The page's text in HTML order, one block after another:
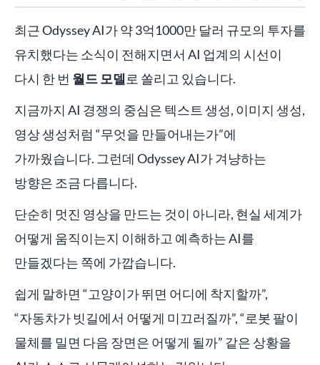
최근 Odyssey AI가 약 3억1000만 달러 규모의 투자를
유치했다는 소식이 전해지면서 AI 업계의 시선이
다시 한 번 월드 모델 로 쏠리고 있습니다.
지금까지 AI 경쟁의 중심은 텍스트 생성, 이미지 생성,
영상 생성처럼 “무엇을 만들어내는가”에
가까웠습니다. 그런데 Odyssey AI가 겨냥하는
방향은 조금 다릅니다.
단순히 멋진 영상을 만드는 것이 아니라, 현실 세계가
어떻게 움직이는지 이해하고 예측하는 AI를
만들겠다는 쪽에 가깝습니다.
쉽게 말하면 “고양이가 뛰면 어디에 착지할까”,
“자동차가 빗길에서 어떻게 미끄러질까”, “로봇 팔이
물체를 밀면 다음 장면은 어떻게 될까” 같은 상황을